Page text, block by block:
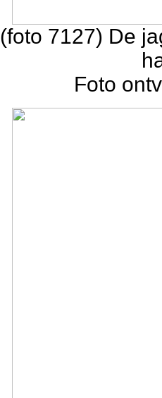
(foto 7127) De
Foto